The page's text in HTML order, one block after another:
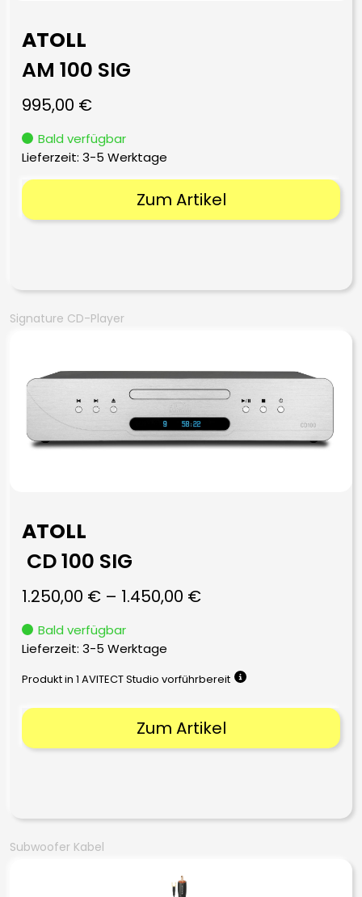
ATOLL
AM 100 SIG
995,00 €
Bald verfügbar
Lieferzeit: 3-5 Werktage
Zum Artikel
Signature CD-Player
ATOLL
CD 100 SIG
1.250,00 € – 1.450,00 €
Bald verfügbar
Lieferzeit: 3-5 Werktage
Produkt in 1 AVITECT Studio vorführbereit
Zum Artikel
Subwoofer Kabel